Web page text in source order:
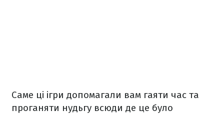
Саме ці ігри допомагали вам гаяти час та
проганяти нудьгу всюди де це було